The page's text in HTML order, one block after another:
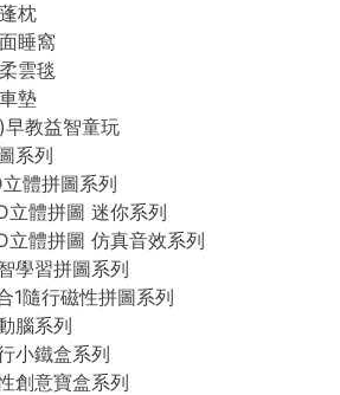
枕
睡窩
雲毯
墊
教益智童玩
系列
體拼圖系列
立體拼圖 迷你系列
立體拼圖 仿真音效系列
學習拼圖系列
1隨行磁性拼圖系列
腦系列
小鐵盒系列
創意寶盒系列